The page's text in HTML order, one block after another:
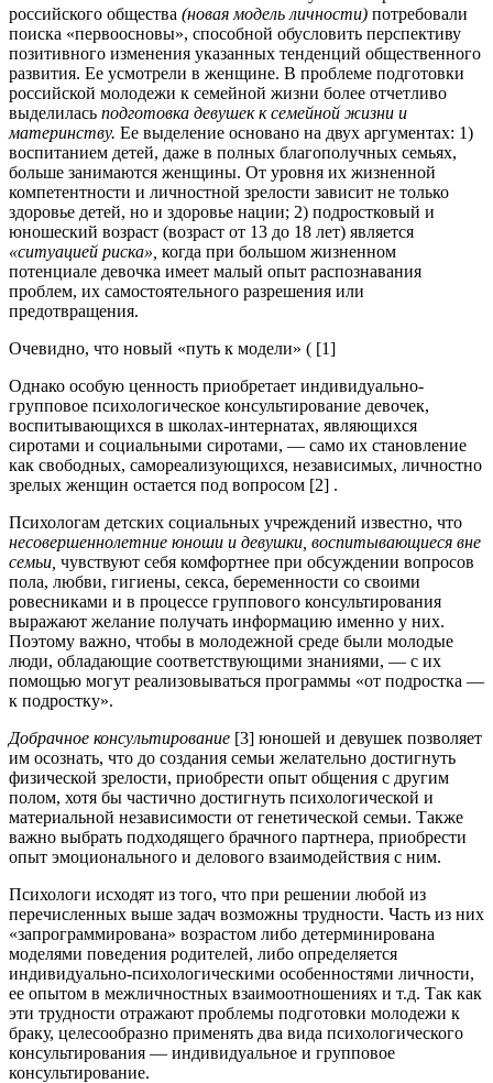
российского общества (новая модель личности) потребовали
поиска «первоосновы», способной обусловить перспективу
позитивного изменения указанных тенденций общественного
развития. Ее усмотрели в женщине. В проблеме подготовки
российской молодежи к семейной жизни более отчетливо
выделилась подготовка девушек к семейной жизни и
материнству. Ее выделение основано на двух аргументах: 1)
воспитанием детей, даже в полных благополучных семьях,
больше занимаются женщины. От уровня их жизненной
компетентности и личностной зрелости зависит не только
здоровье детей, но и здоровье нации; 2) подростковый и
юношеский возраст (возраст от 13 до 18 лет) является
«ситуацией риска», когда при большом жизненном
потенциале девочка имеет малый опыт распознавания
проблем, их самостоятельного разрешения или
предотвращения.
Очевидно, что новый «путь к модели» ( [1]
Однако особую ценность приобретает индивидуально-
групповое психологическое консультирование девочек,
воспитывающихся в школах-интернатах, являющихся
сиротами и социальными сиротами, — само их становление
как свободных, самореализующихся, независимых, личностно
зрелых женщин остается под вопросом [2] .
Психологам детских социальных учреждений известно, что
несовершеннолетние юноши и девушки, воспитывающиеся вне
семьи, чувствуют себя комфортнее при обсуждении вопросов
пола, любви, гигиены, секса, беременности со своими
ровесниками и в процессе группового консультирования
выражают желание получать информацию именно у них.
Поэтому важно, чтобы в молодежной среде были молодые
люди, обладающие соответствующими знаниями, — с их
помощью могут реализовываться программы «от подростка —
к подростку».
Добрачное консультирование [3] юношей и девушек позволяет
им осознать, что до создания семьи желательно достигнуть
физической зрелости, приобрести опыт общения с другим
полом, хотя бы частично достигнуть психологической и
материальной независимости от генетической семьи. Также
важно выбрать подходящего брачного партнера, приобрести
опыт эмоционального и делового взаимодействия с ним.
Психологи исходят из того, что при решении любой из
перечисленных выше задач возможны трудности. Часть из них
«запрограммирована» возрастом либо детерминирована
моделями поведения родителей, либо определяется
индивидуально-психологическими особенностями личности,
ее опытом в межличностных взаимоотношениях и т.д. Так как
эти трудности отражают проблемы подготовки молодежи к
браку, целесообразно применять два вида психологического
консультирования — индивидуальное и групповое
консультирование.